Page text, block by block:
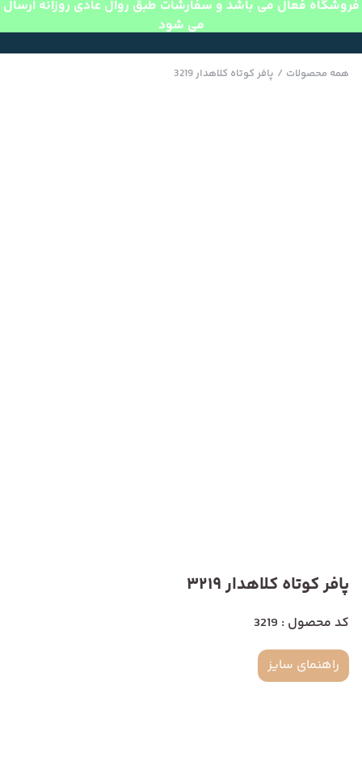
فروشگاه فعال می باشد و سفارشات طبق روال عادی روزانه ارسال
می شود
همه محصولات / پافر کوتاه کلاهدار 3219
پافر کوتاه کلاهدار 3219
کد محصول : 3219
راهنمای سایز